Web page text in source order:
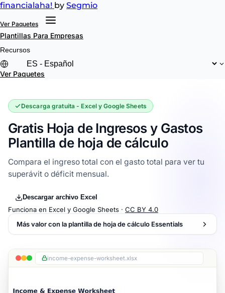
financialaha! by Segmio
Ver Paquetes
Plantillas Para Empresas
Recursos
Ver Paquetes
Descarga gratuita - Excel y Google Sheets
Gratis Hoja de Ingresos y Gastos
Plantilla de hoja de cálculo
Compara el ingreso total con el gasto total para ver tu
superávit o déficit mensual.
Descargar archivo Excel
Funciona en Excel y Google Sheets · CC BY 4.0
Más valor con la plantilla de hoja de cálculo Essentials
income-expense-worksheet.xlsx